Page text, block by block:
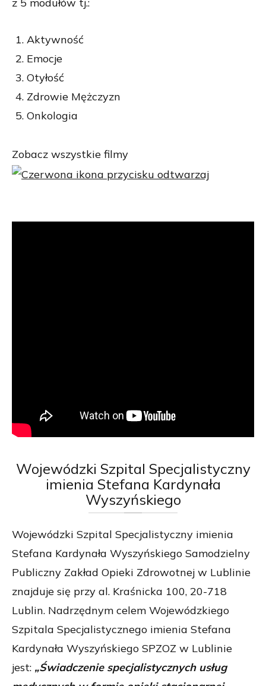
z 5 modułów tj.:
Aktywność
Emocje
Otyłość
Zdrowie Mężczyzn
Onkologia
Zobacz wszystkie filmy
Wojewódzki Szpital Specjalistyczny
imienia Stefana Kardynała
Wyszyńskiego
Wojewódzki Szpital Specjalistyczny imienia
Stefana Kardynała Wyszyńskiego Samodzielny
Publiczny Zakład Opieki Zdrowotnej w Lublinie
znajduje się przy al. Kraśnicka 100, 20-718
Lublin. Nadrzędnym celem Wojewódzkiego
Szpitala Specjalistycznego imienia Stefana
Kardynała Wyszyńskiego SPZOZ w Lublinie
jest: „Świadczenie specjalistycznych usług